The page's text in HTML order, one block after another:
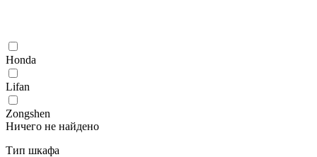
Honda
Lifan
Zongshen
Ничего не найдено
Тип шкафа